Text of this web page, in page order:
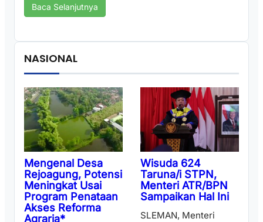
Baca Selanjutnya
NASIONAL
Mengenal Desa
Rejoagung, Potensi
Meningkat Usai
Program Penataan
Akses Reforma
Agraria*
Wisuda 624
Taruna/i STPN,
Menteri ATR/BPN
Sampaikan Hal Ini
SLEMAN, Menteri